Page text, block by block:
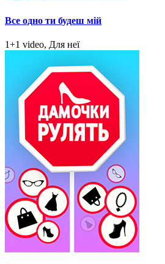
Все одно ти будеш мій
1+1 video, Для неї